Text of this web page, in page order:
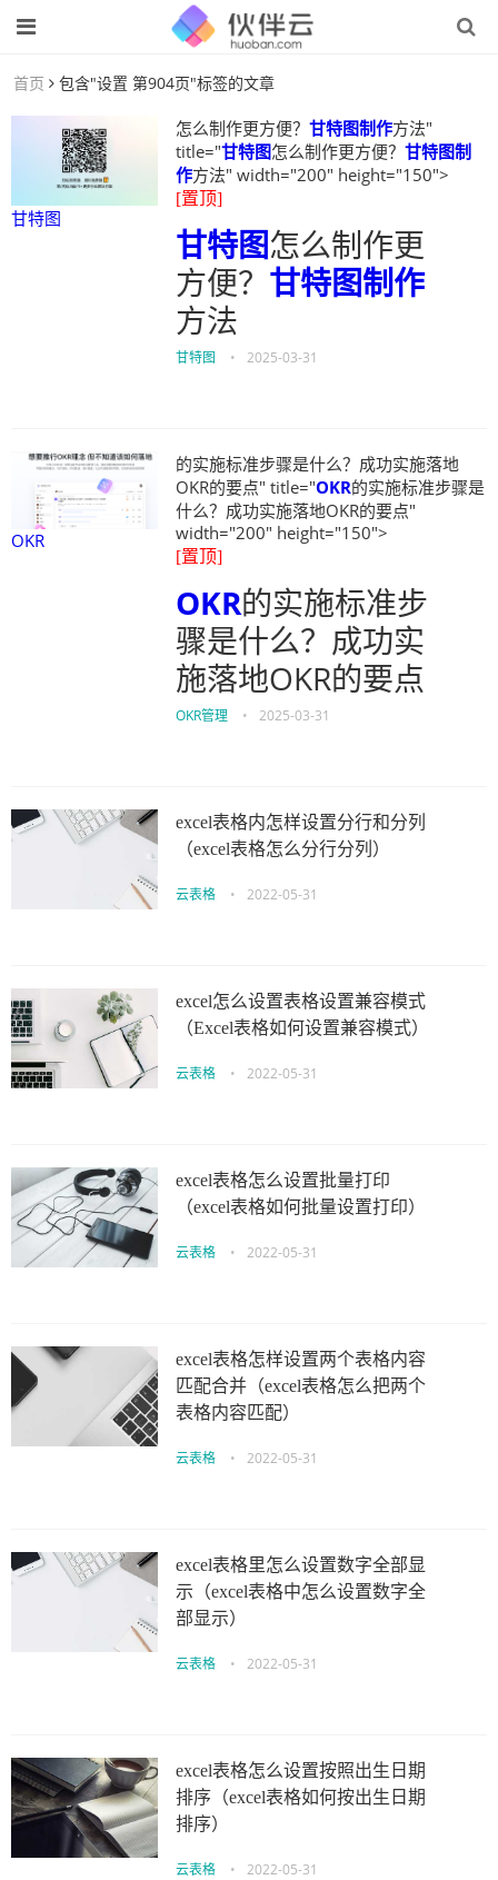
首页 包含"设置 第904页"标签的文章
甘特图
怎么制作更方便？ 甘特图制作方法"
title="甘特图怎么制作更方便？ 甘特图制
作方法" width="200" height="150">
[置顶]
甘特图怎么制作更
方便？ 甘特图制作
方法
甘特图 • 2025-03-31
OKR
的实施标准步骤是什么？成功实施落地
OKR的要点" title="OKR的实施标准步骤是
什么？成功实施落地OKR的要点"
width="200" height="150">
[置顶]
OKR的实施标准步
骤是什么？成功实
施落地OKR的要点
OKR管理 • 2025-03-31
excel表格内怎样设置分行和分列
（excel表格怎么分行分列）
云表格 • 2022-05-31
excel怎么设置表格设置兼容模式
（Excel表格如何设置兼容模式）
云表格 • 2022-05-31
excel表格怎么设置批量打印
（excel表格如何批量设置打印）
云表格 • 2022-05-31
excel表格怎样设置两个表格内容
匹配合并（excel表格怎么把两个
表格内容匹配）
云表格 • 2022-05-31
excel表格里怎么设置数字全部显
示（excel表格中怎么设置数字全
部显示）
云表格 • 2022-05-31
excel表格怎么设置按照出生日期
排序（excel表格如何按出生日期
排序）
云表格 • 2022-05-31